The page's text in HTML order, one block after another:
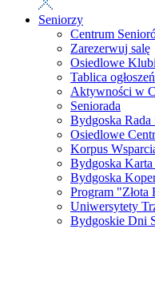
Seniorzy
Centrum
Zarezerwuj salę
Osiedlowe
Tablica ogłoszeń
Aktywności w
Seniorada
Bydgoska Rada
Osiedlowe
Korpus
Bydgoska
Bydgoska
Program "Złota
Uniwersytety
Bydgoskie Dni